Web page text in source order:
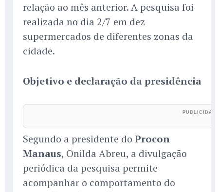
relação ao mês anterior. A pesquisa foi
realizada no dia 2/7 em dez
supermercados de diferentes zonas da
cidade.
Objetivo e declaração da presidência
Segundo a presidente do Procon
Manaus, Onilda Abreu, a divulgação
periódica da pesquisa permite
acompanhar o comportamento do